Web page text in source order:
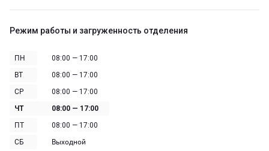
Режим работы и загруженность отделения
ПН
08:00 — 17:00
ВТ
08:00 — 17:00
СР
08:00 — 17:00
ЧТ
08:00 — 17:00
ПТ
08:00 — 17:00
СБ
Выходной